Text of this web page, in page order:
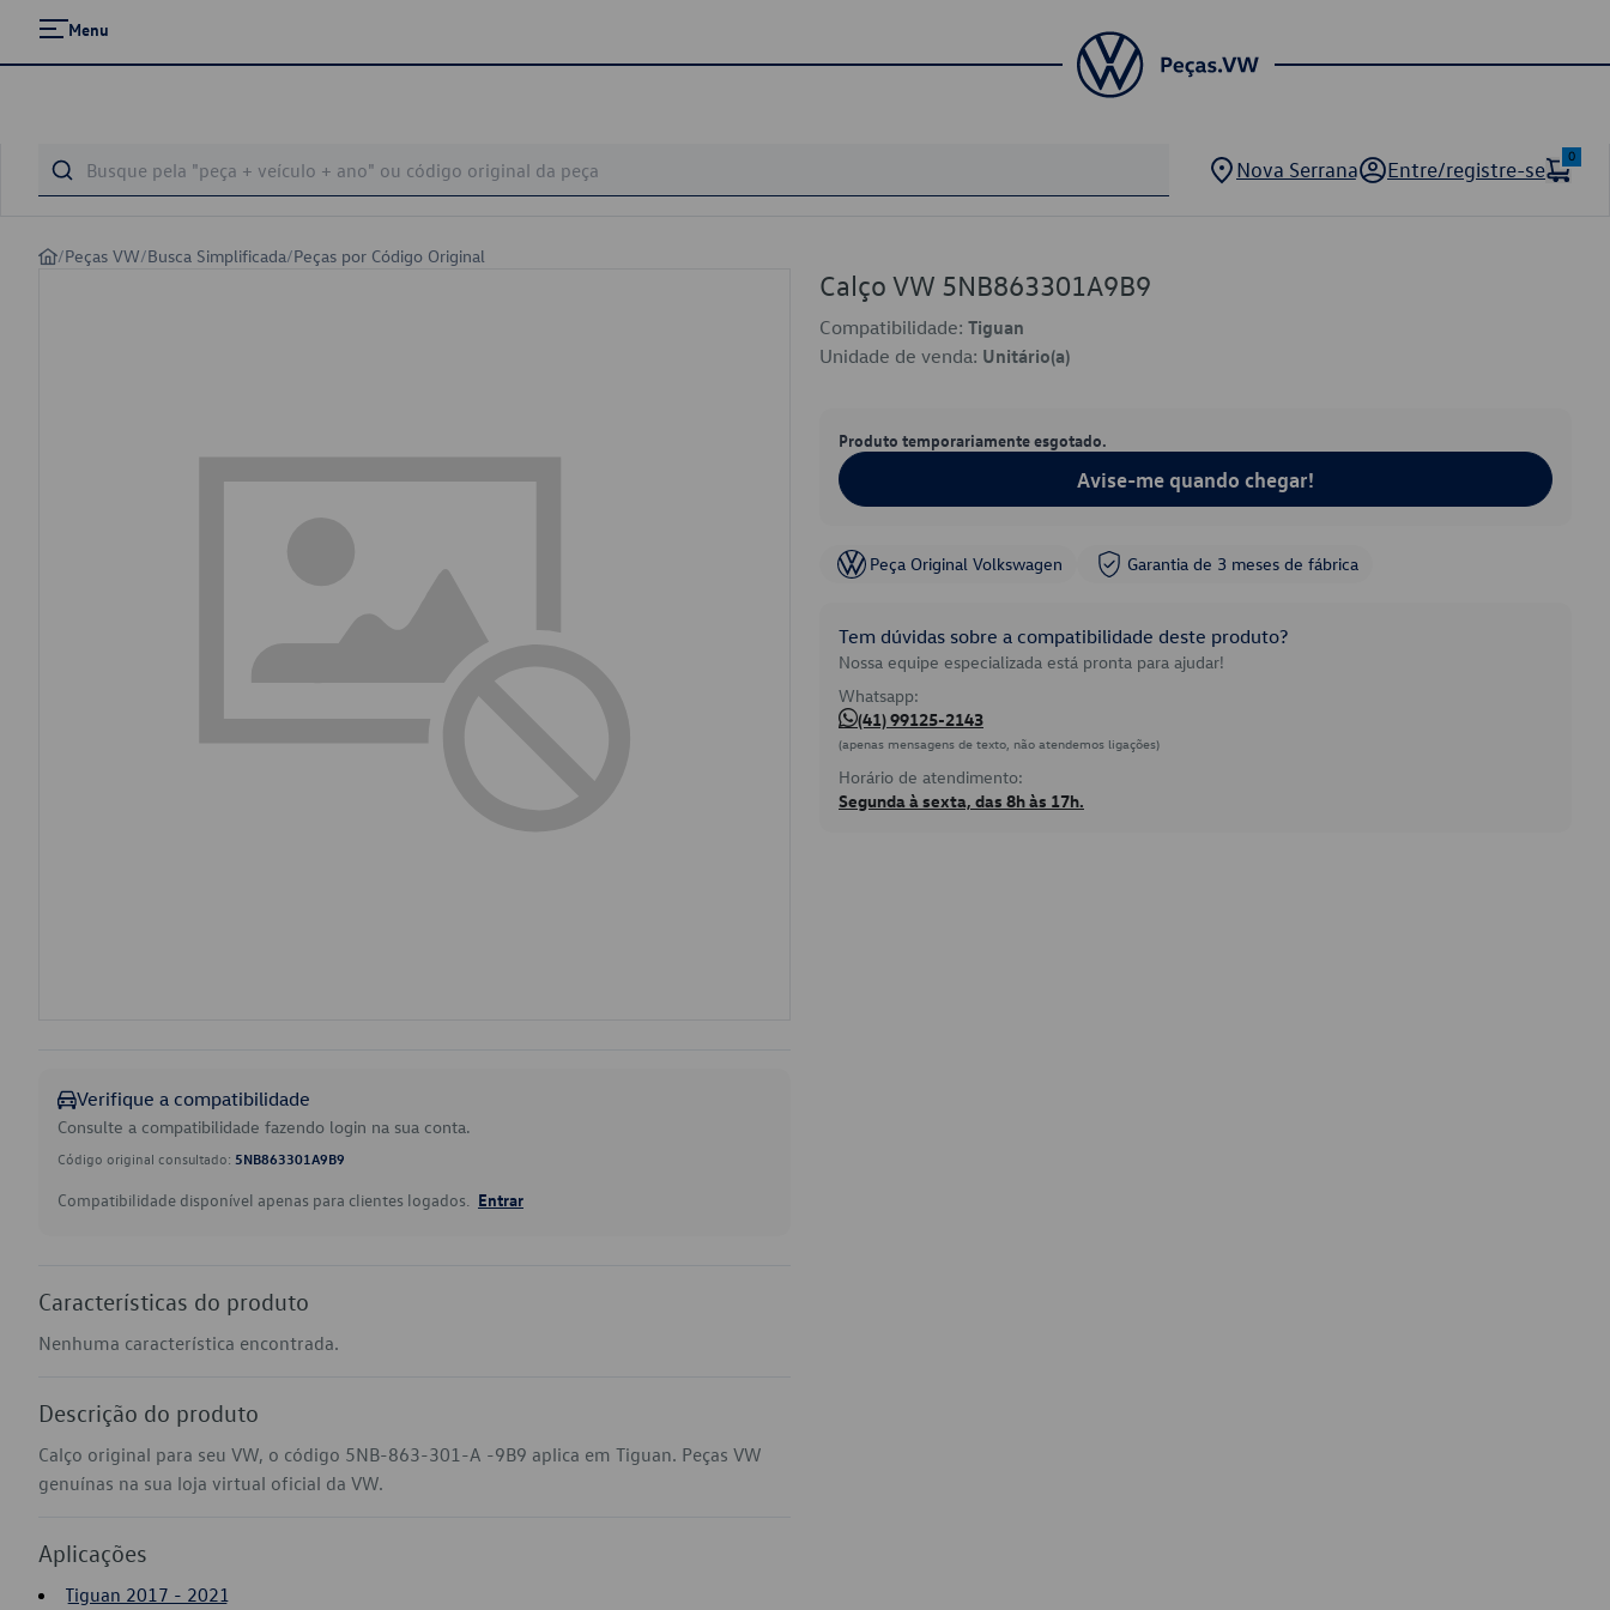
Menu
Nova Serrana Entre/registre-se
0
/Peças VW/Busca Simplificada/Peças por Código Original
Verifique a compatibilidade
Consulte a compatibilidade fazendo login na sua conta.
Código original consultado: 5NB863301A9B9
Compatibilidade disponível apenas para clientes logados. Entrar
Características do produto
Nenhuma característica encontrada.
Descrição do produto
Calço original para seu VW, o código 5NB-863-301-A -9B9 aplica em Tiguan. Peças VW
genuínas na sua loja virtual oficial da VW.
Aplicações
Tiguan 2017 - 2021
Calço VW 5NB863301A9B9
Compatibilidade: Tiguan
Unidade de venda: Unitário(a)
Produto temporariamente esgotado.
Avise-me quando chegar!
Peça Original Volkswagen Garantia de 3 meses de fábrica
Tem dúvidas sobre a compatibilidade deste produto?
Nossa equipe especializada está pronta para ajudar!
Whatsapp:
(41) 99125-2143
(apenas mensagens de texto, não atendemos ligações)
Horário de atendimento:
Segunda à sexta, das 8h às 17h.